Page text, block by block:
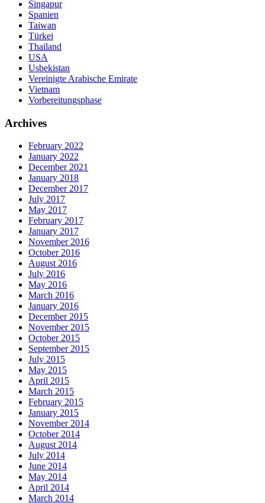
Singapur
Spanien
Taiwan
Türkei
Thailand
USA
Usbekistan
Vereinigte Arabische Emirate
Vietnam
Vorbereitungsphase
Archives
February 2022
January 2022
December 2021
January 2018
December 2017
July 2017
May 2017
February 2017
January 2017
November 2016
October 2016
August 2016
July 2016
May 2016
March 2016
January 2016
December 2015
November 2015
October 2015
September 2015
July 2015
May 2015
April 2015
March 2015
February 2015
January 2015
November 2014
October 2014
August 2014
July 2014
June 2014
May 2014
April 2014
March 2014